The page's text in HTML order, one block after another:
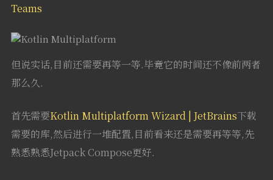
Teams
但说实话,目前还需要再等一等.毕竟它的时间还不像前两者
那么久.
首先需要Kotlin Multiplatform Wizard | JetBrains下载
需要的库,然后进行一堆配置,目前看来还是需要再等等,先
熟悉熟悉Jetpack Compose更好.